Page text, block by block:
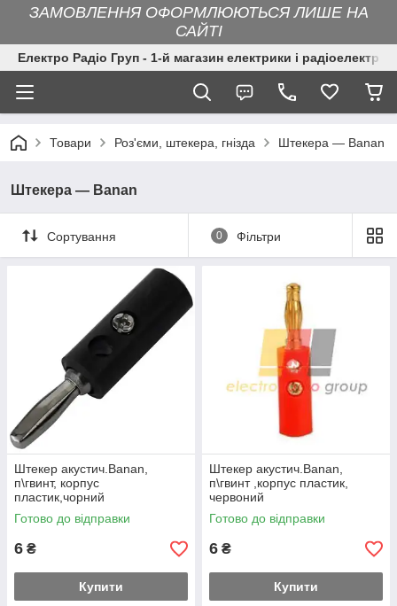
ЗАМОВЛЕННЯ ОФОРМЛЮЮТЬСЯ ЛИШЕ НА
САЙТІ
Електро Радіо Груп - 1-й магазин електрики і
Товари Роз'єми, штекера, гнізда Штекера — Banan
Штекера — Banan
Сортування 0 Фільтри
Штекер акустич.Banan,
п\гвинт, корпус
пластик,чорний
Готово до відправки
6 ₴
Купити
Штекер акустич.Banan,
п\гвинт ,корпус пластик,
червоний
Готово до відправки
6 ₴
Купити